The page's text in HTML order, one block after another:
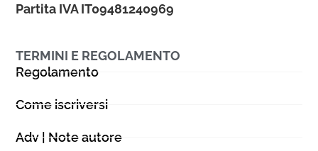
Partita IVA IT09481240969
TERMINI E REGOLAMENTO
Regolamento
Come iscriversi
Adv | Note autore